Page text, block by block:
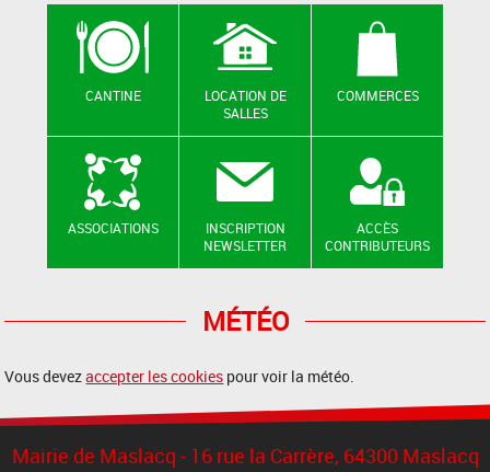
CANTINE
LOCATION DE
SALLES
COMMERCES
ASSOCIATIONS
INSCRIPTION
NEWSLETTER
ACCÈS
CONTRIBUTEURS
MÉTÉO
Vous devezaccepter les cookies pour voir la météo.
Mairie de Maslacq - 16 rue la Carrère, 64300 Maslacq